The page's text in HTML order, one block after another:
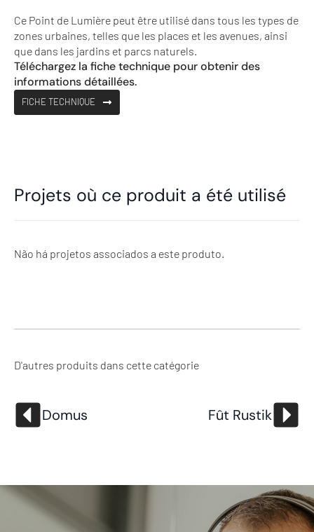
Ce Point de Lumière peut être utilisé dans tous les types de
zones urbaines, telles que les places et les avenues, ainsi
que dans les jardins et parcs naturels.
Téléchargez la fiche technique pour obtenir des
informations détaillées.
FICHE TECHNIQUE
Projets où ce produit a été utilisé
Não há projetos associados a este produto.
D'autres produits dans cette catégorie
Domus Fût Rustik